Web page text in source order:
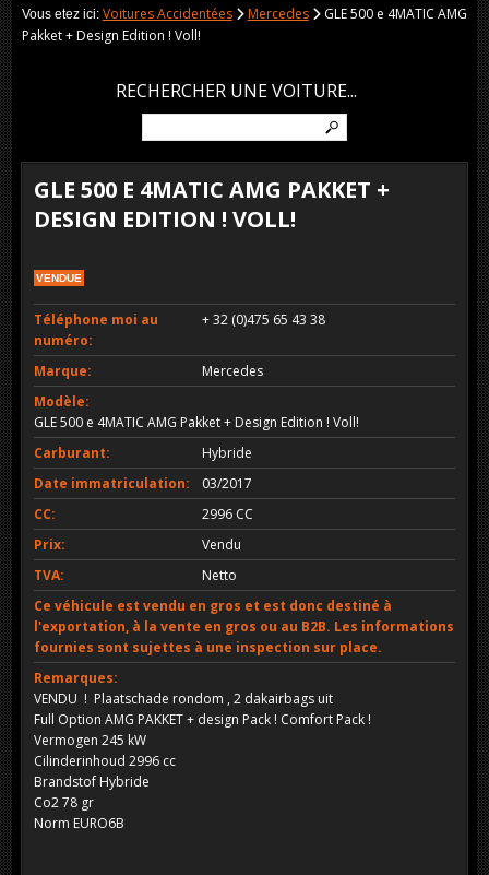
Vous etez ici: Voitures Accidentées Mercedes
GLE 500 e 4MATIC AMG
Pakket + Design Edition ! Voll!
RECHERCHER UNE VOITURE...
GLE 500 E 4MATIC AMG PAKKET +
DESIGN EDITION ! VOLL!
VENDUE
Téléphone moi au
numéro:
+ 32 (0)475 65 43 38
Marque:
Mercedes
Modèle:
GLE 500 e 4MATIC AMG Pakket + Design Edition ! Voll!
Carburant:
Hybride
Date immatriculation:
03/2017
CC:
2996 CC
Prix:
Vendu
TVA:
Netto
Ce véhicule est vendu en gros et est donc destiné à
l'exportation, à la vente en gros ou au B2B. Les informations
fournies sont sujettes à une inspection sur place.
Remarques:
VENDU ! Plaatschade rondom , 2 dakairbags uit
Full Option AMG PAKKET + design Pack ! Comfort Pack !
Vermogen 245 kW
Cilinderinhoud 2996 cc
Brandstof Hybride
Co2 78 gr
Norm EURO6B